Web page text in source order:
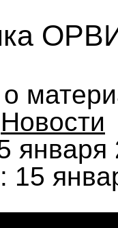
Новости
января
15